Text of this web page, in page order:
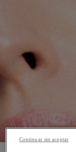
Continuar sin aceptar